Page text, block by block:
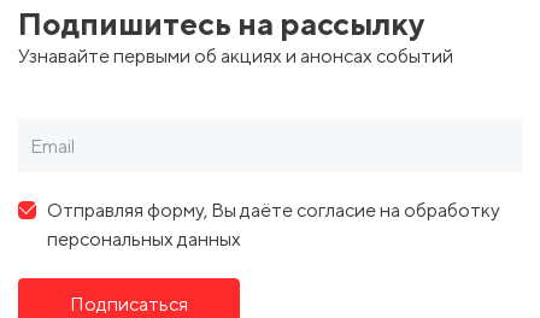
Подпишитесь на рассылку
Узнавайте первыми об акциях и анонсах событий
Отправляя форму, Вы даёте согласие на обработку
персональных данных
Подписаться